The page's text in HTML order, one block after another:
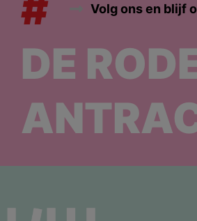
Volg ons en blijf
DE